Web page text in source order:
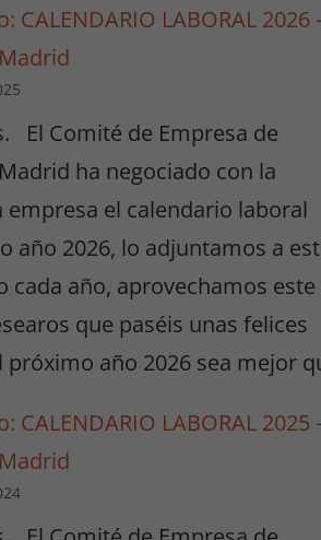
CALENDARIO LABORAL 2026
El Comité de Empresa de
ha negociado con la
empresa el calendario laboral
año 2026, lo adjuntamos a
año, aprovechamos este
que paséis unas felices
próximo año 2026 sea mejor
CALENDARIO LABORAL 2025